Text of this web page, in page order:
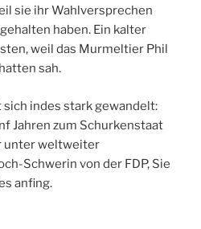
sie ihr Wahlversprechen
haben. Ein kalter
weil das Murmeltier Phil
sah.
indes stark gewandelt:
Jahren zum Schurkenstaat
unter weltweiter
Schwerin von der FDP, Sie
anfing.